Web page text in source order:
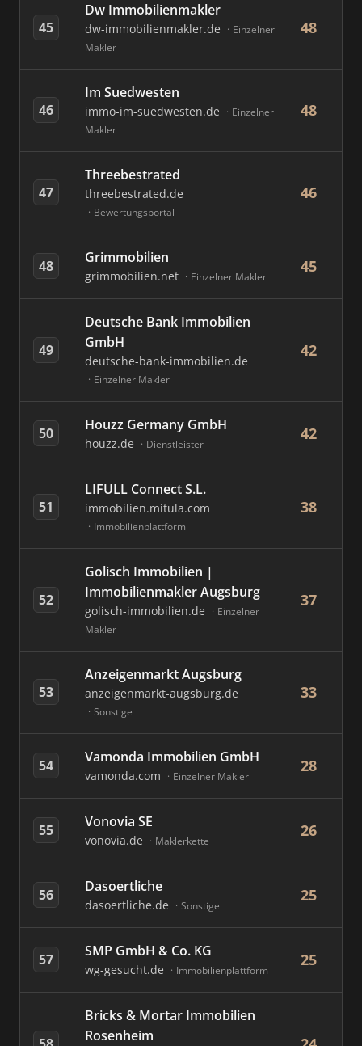
45
Dw Immobilienmakler
dw-immobilienmakler.de
Einzelner
Makler
48
46
Im Suedwesten
immo-im-suedwesten.de
Einzelner
Makler
48
47
Threebestrated
threebestrated.de
Bewertungsportal
46
48 Grimmobilien
grimmobilien.net Einzelner Makler
45
49
Deutsche Bank Immobilien
GmbH
deutsche-bank-immobilien.de
Einzelner Makler
42
50 Houzz Germany GmbH
houzz.de Dienstleister
42
51
LIFULL Connect S.L.
immobilien.mitula.com
Immobilienplattform
38
52
Golisch Immobilien |
Immobilienmakler Augsburg
golisch-immobilien.de
Einzelner
Makler
37
53
Anzeigenmarkt Augsburg
anzeigenmarkt-augsburg.de
Sonstige
33
54 Vamonda Immobilien GmbH
vamonda.com Einzelner Makler
28
55 Vonovia SE
vonovia.de Maklerkette
26
56 Dasoertliche
dasoertliche.de Sonstige
25
57 SMP GmbH & Co. KG
wg-gesucht.de Immobilienplattform
25
Bricks & Mortar Immobilien
Rosenheim